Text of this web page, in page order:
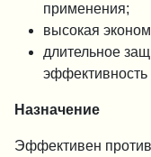
применения;
высокая
длительное
эффективность
Назначение
Эффективен